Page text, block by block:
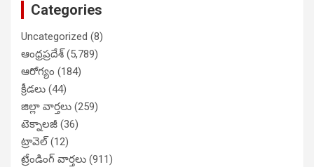
Categories
Uncategorized (8)
ఆంధ్రప్రదేశ్(5,789)
ఆరోగ్యం (184)
క్రీడలు (44)
జిల్లా వార్తలు (259)
టెక్నాలజీ (36)
ట్రావెల్(12)
ట్రేండింగ్ వార్తలు (911)